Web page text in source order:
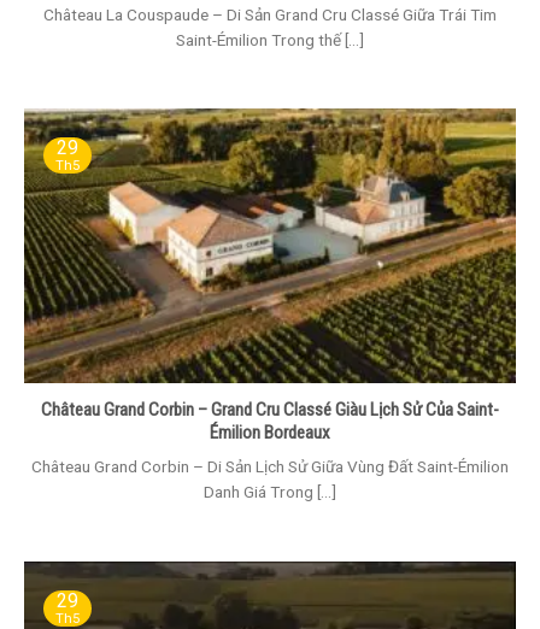
Château La Couspaude – Di Sản Grand Cru Classé Giữa Trái Tim
Saint-Émilion Trong thế [...]
Château Grand Corbin – Grand Cru Classé Giàu Lịch Sử Của Saint-
Émilion Bordeaux
Château Grand Corbin – Di Sản Lịch Sử Giữa Vùng Đất Saint-Émilion
Danh Giá Trong [...]
29
Th5
29
Th5